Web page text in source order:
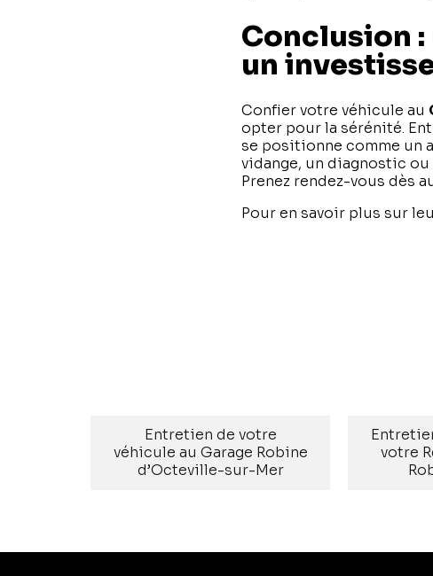
Conclusion
un
Confier votre véhicule au
opter pour la sérénité.
se positionne comme un
vidange, un diagnostic ou
Prenez rendez-vous dès
Pour en savoir plus sur
Entretien de votre
véhicule au Garage Robine
d’Octeville-sur-Mer
votre